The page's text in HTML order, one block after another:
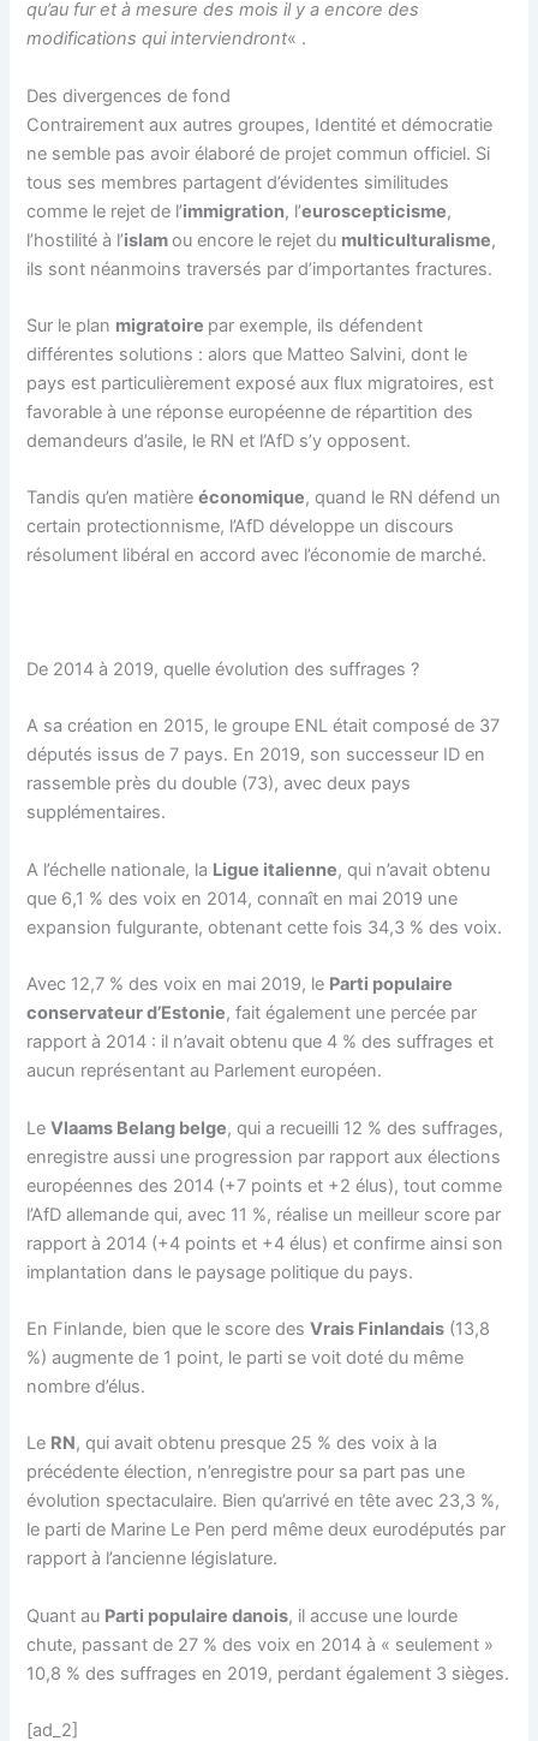
qu’au fur et à mesure des mois il y a encore des
modifications qui interviendront« .
Des divergences de fond
Contrairement aux autres groupes, Identité et démocratie
ne semble pas avoir élaboré de projet commun officiel. Si
tous ses membres partagent d’évidentes similitudes
comme le rejet de l’immigration, l’euroscepticisme,
l’hostilité à l’islamou encore le rejet du multiculturalisme,
ils sont néanmoins traversés par d’importantes fractures.
Sur le plan migratoire par exemple, ils défendent
différentes solutions : alors que Matteo Salvini, dont le
pays est particulièrement exposé aux flux migratoires, est
favorable à une réponse européenne de répartition des
demandeurs d’asile, le RN et l’AfD s’y opposent.
Tandis qu’en matièreéconomique, quand le RN défend un
certain protectionnisme, l’AfD développe un discours
résolument libéral en accord avec l’économie de marché.
De 2014 à 2019, quelle évolution des suffrages ?
A sa création en 2015, le groupe ENL était composé de 37
députés issus de 7 pays. En 2019, son successeur ID en
rassemble près du double (73), avec deux pays
supplémentaires.
A l’échelle nationale, la Ligue italienne, qui n’avait obtenu
que 6,1 % des voix en 2014, connaît en mai 2019 une
expansion fulgurante, obtenant cette fois 34,3 % des voix.
Avec 12,7 % des voix en mai 2019, le Parti populaire
conservateur d’Estonie, fait également une percée par
rapport à 2014 : il n’avait obtenu que 4 % des suffrages et
aucun représentant au Parlement européen.
LeVlaams Belang belge, qui a recueilli 12 % des suffrages,
enregistre aussi une progression par rapport aux élections
européennes des 2014 (+7 points et +2 élus), tout comme
l’AfD allemande qui, avec 11 %, réalise un meilleur score par
rapport à 2014 (+4 points et +4 élus) et confirme ainsi son
implantation dans le paysage politique du pays.
En Finlande, bien que le score desVrais Finlandais (13,8
%) augmente de 1 point, le parti se voit doté du même
nombre d’élus.
Le RN, qui avait obtenu presque 25 % des voix à la
précédente élection, n’enregistre pour sa part pas une
évolution spectaculaire. Bien qu’arrivé en tête avec 23,3 %,
le parti de Marine Le Pen perd même deux eurodéputés par
rapport à l’ancienne législature.
Quant au Parti populaire danois, il accuse une lourde
chute, passant de 27 % des voix en 2014 à « seulement »
10,8 % des suffrages en 2019, perdant également 3 sièges.
[ad_2]